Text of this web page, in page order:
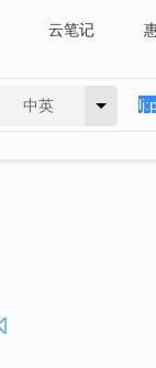
云笔记
中英